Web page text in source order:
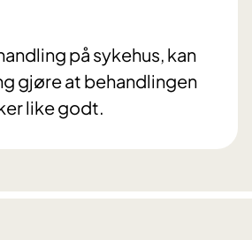
på sykehus, kan
gjøre at behandlingen
like godt.